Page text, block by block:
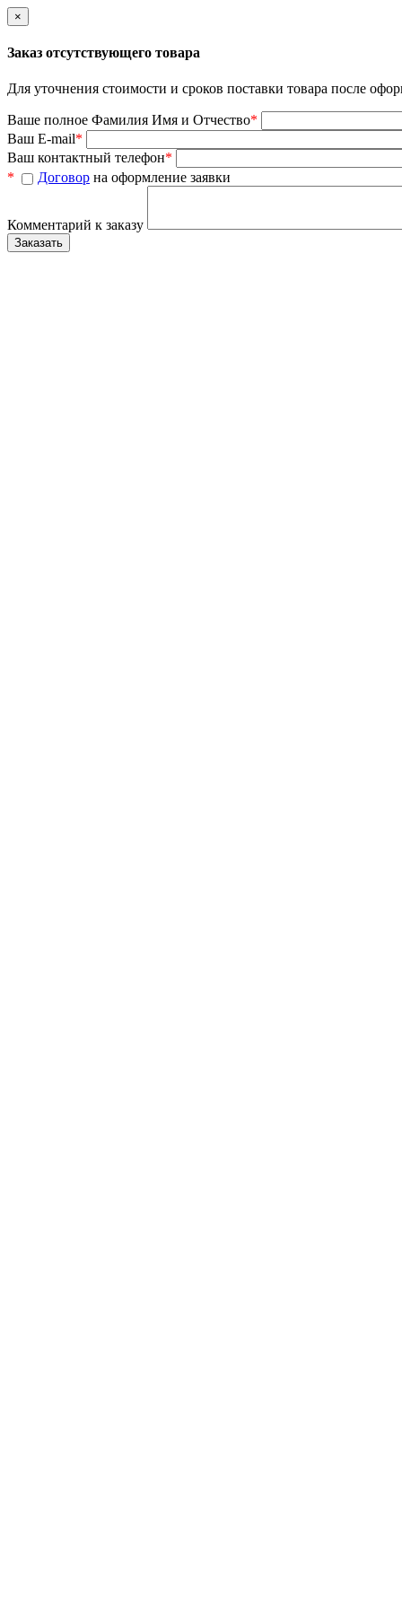
×
Заказ отсутствующего товара
Для уточнения стоимости и сроков поставки товара после
Ваше полное Фамилия Имя и Отчество*
Ваш E-mail*
Ваш контактный телефон*
*
Договор на оформление заявки
Комментарий к заказу